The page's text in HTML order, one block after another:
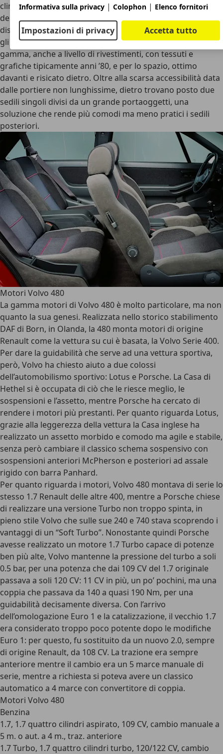
clima tre strumenti supplementari: voltmetro, pressione
dell’olio e la goduriosa pressione del turbo, vero segno
distintivo delle 480 Turbo dall’abitacolo. Per il resto, infatti,
gli interni di Volvo 480 erano pressoché identici per tutta la
gamma, anche a livello di rivestimenti, con tessuti e
grafiche tipicamente anni ’80, e per lo spazio, ottimo
davanti e risicato dietro. Oltre alla scarsa accessibilità data
dalle portiere non lunghissime, dietro trovano posto due
sedili singoli divisi da un grande portaoggetti, una
soluzione che rende più comodi ma meno pratici i sedili
posteriori.
Motori Volvo 480
La gamma motori di Volvo 480 è molto particolare, ma non
quanto la sua genesi. Realizzata nello storico stabilimento
DAF di Born, in Olanda, la 480 monta motori di origine
Renault come la vettura su cui è basata, la Volvo Serie 400.
Per dare la guidabilità che serve ad una vettura sportiva,
però, Volvo ha chiesto aiuto a due colossi
dell’automobilismo sportivo: Lotus e Porsche. La Casa di
Hethel si è occupata di ciò che le riesce meglio, le
sospensioni e l’assetto, mentre Porsche ha cercato di
rendere i motori più prestanti. Per quanto riguarda Lotus,
grazie alla leggerezza della vettura la Casa inglese ha
realizzato un assetto morbido e comodo ma agile e stabile,
senza però cambiare il classico schema sospensivo con
sospensioni anteriori McPherson e posteriori ad assale
rigido con barra Panhard.
Per quanto riguarda i motori, Volvo 480 montava di serie lo
stesso 1.7 Renault delle altre 400, mentre a Porsche chiese
di realizzare una versione Turbo non troppo spinta, in
pieno stile Volvo che sulle sue 240 e 740 stava scoprendo i
vantaggi di un “Soft Turbo”. Nonostante quindi Porsche
avesse realizzato un motore 1.7 Turbo capace di potenze
ben più alte, Volvo mantenne la pressione del turbo a soli
0.5 bar, per una potenza che dai 109 CV del 1.7 originale
passava a soli 120 CV: 11 CV in più, un po’ pochini, ma una
coppia che passava da 140 a quasi 190 Nm, per una
guidabilità decisamente diversa. Con l’arrivo
dell’omologazione Euro 1 e la catalizzazione, il vecchio 1.7
era considerato troppo poco potente dopo le modifiche
Euro 1: per questo, fu sostituito da un nuovo 2.0, sempre
di origine Renault, da 108 CV. La trazione era sempre
anteriore mentre il cambio era un 5 marce manuale di
serie, mentre a richiesta si poteva avere un classico
automatico a 4 marce con convertitore di coppia.
Motori Volvo 480
Benzina
1.7, 1.7 quattro cilindri aspirato, 109 CV, cambio manuale a
5 m. o aut. a 4 m., traz. anteriore
1.7 Turbo, 1.7 quattro cilindri turbo, 120/122 CV, cambio
Informativa sulla privacy | Colophon | Elenco fornitori
Impostazioni di privacy Accetta tutto